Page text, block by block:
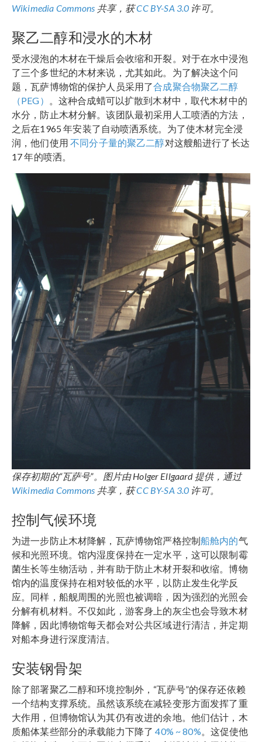
Wikimedia Commons 共享，获CC BY-SA 3.0 许可。
聚乙二醇和浸水的木材
受水浸泡的木材在干燥后会收缩和开裂。对于在水中浸泡
了三个多世纪的木材来说，尤其如此。为了解决这个问
题，瓦萨博物馆的保护人员采用了合成聚合物聚乙二醇
（PEG）
。这种合成蜡可以扩散到木材中，取代木材中的
水分，防止木材分解。该团队最初采用人工喷洒的方法，
之后在1965 年安装了自动喷洒系统。为了使木材完全浸
润，他们使用不同分子量的聚乙二醇对这艘船进行了长达
17 年的喷洒。
保存初期的“瓦萨号”。图片由 Holger Ellgaard 提供，通过
Wikimedia Commons 共享，获CC BY-SA 3.0 许可。
控制气候环境
为进一步防止木材降解，瓦萨博物馆严格控制船舱内的气
候和光照环境。馆内湿度保持在一定水平，这可以限制霉
菌生长等生物活动，并有助于防止木材开裂和收缩。博物
馆内的温度保持在相对较低的水平，以防止发生化学反
应。同样，船舰周围的光照也被调暗，因为强烈的光照会
分解有机材料。不仅如此，游客身上的灰尘也会导致木材
降解，因此博物馆每天都会对公共区域进行清洁，并定期
对船本身进行深度清洁。
安装钢骨架
除了部署聚乙二醇和环境控制外，“瓦萨号”的保存还依赖
一个结构支撑系统。虽然该系统在减轻变形方面发挥了重
大作用，但博物馆认为其仍有改进的余地。他们估计，木
质船体某些部分的承载能力下降了40% ~ 80% 。这促使他